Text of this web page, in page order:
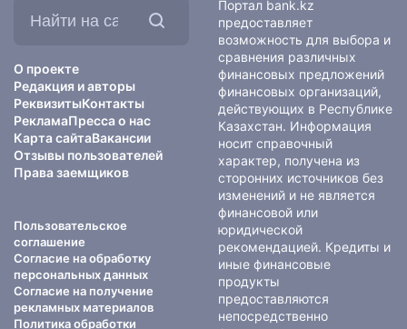
О проекте
Редакция и авторы
РеквизитыКонтакты
РекламаПресса о нас
Карта сайтаВакансии
Отзывы пользователей
Права заемщиков
Пользовательское
соглашение
Согласие на обработку
персональных данных
Согласие на получение
рекламных материалов
Политика обработки
Портал bank.kz
предоставляет
возможность для выбора и
сравнения различных
финансовых предложений
финансовых организаций,
действующих в Республике
Казахстан. Информация
носит справочный
характер, получена из
сторонних источников без
изменений и не является
финансовой или
юридической
рекомендацией. Кредиты и
иные финансовые
продукты
предоставляются
непосредственно